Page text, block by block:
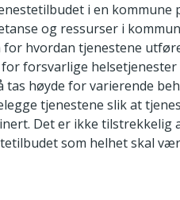
i en kommune
og ressurser i
hvordan tjenestene
forsvarlige
tas høyde for varierende
tjenestene slik at
Det er ikke tilstrekkelig
som helhet skal